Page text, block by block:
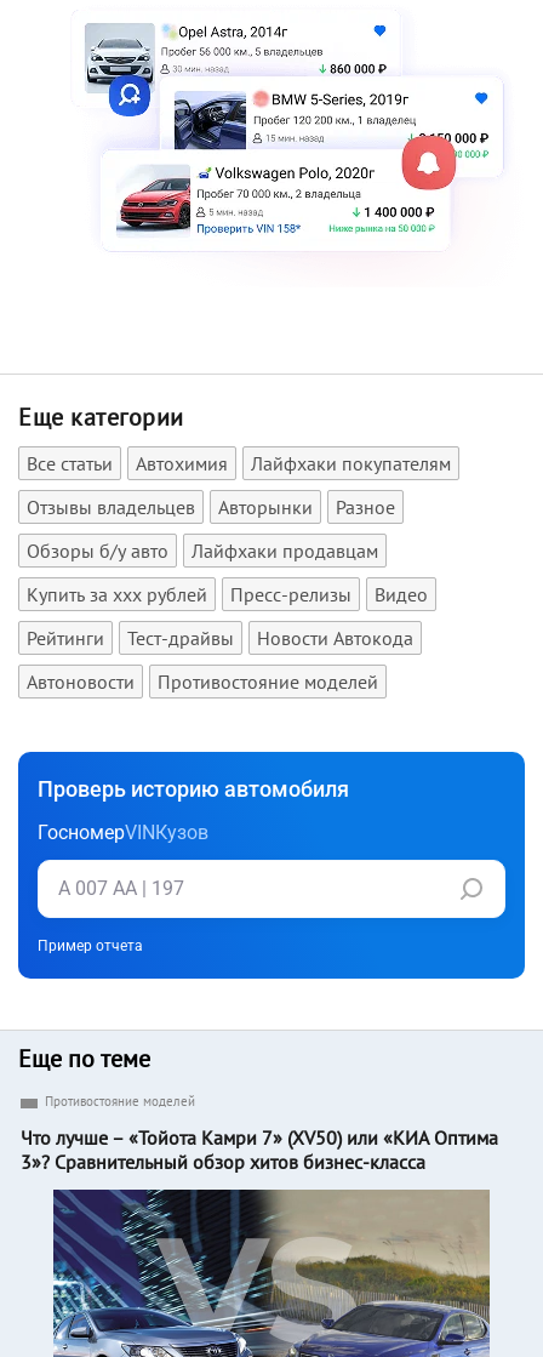
Еще категории
Все статьи Автохимия
Лайфхаки покупателям
Отзывы владельцев
Авторынки
Разное
Обзоры б/у авто
Лайфхаки продавцам
Купить за xxx рублей
Пресс-релизы
Видео
Рейтинги
Тест-драйвы
Новости Автокода
Автоновости
Противостояние моделей
Проверь историю автомобиля
ГосномерVINКузов
Пример отчета
Еще по теме
Противостояние моделей
Что лучше – «Тойота Камри 7» (XV50) или «КИА Оптима
3»? Сравнительный обзор хитов бизнес-класса